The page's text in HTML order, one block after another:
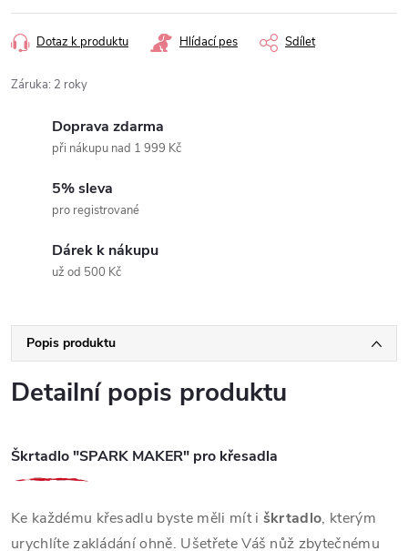
Dotaz k produktu Hlídací pes Sdílet
Záruka: 2 roky
Doprava zdarma
při nákupu nad 1 999 Kč
5% sleva
pro registrované
Dárek k nákupu
už od 500 Kč
Popis produktu
Detailní popis produktu
Škrtadlo "SPARK MAKER" pro křesadla
Ke každému křesadlu byste měli mít i škrtadlo, kterým
urychlíte zakládání ohně. Ušetřete Váš nůž zbytečnému